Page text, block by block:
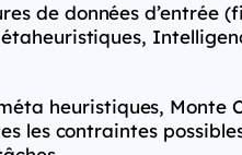
de données d’entrée
heuristiques,
les contraintes